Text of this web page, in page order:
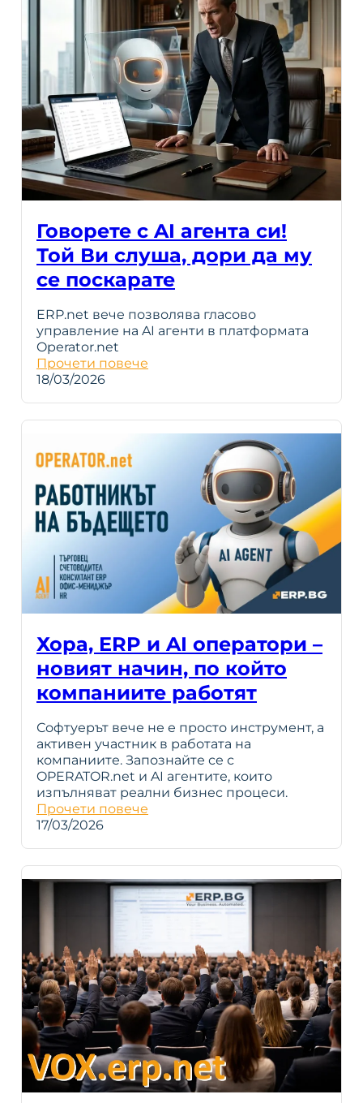
Говорете с AI агента си!
Той Ви слуша, дори да му
се поскарате
ERP.net вече позволява гласово
управление на AI агенти в платформата
Operator.net
Прочети повече
18/03/2026
Хора, ERP и AI оператори –
новият начин, по който
компаниите работят
Софтуерът вече не е просто инструмент, а
активен участник в работата на
компаниите. Запознайте се с
OPERATOR.net и AI агентите, които
изпълняват реални бизнес процеси.
Прочети повече
17/03/2026